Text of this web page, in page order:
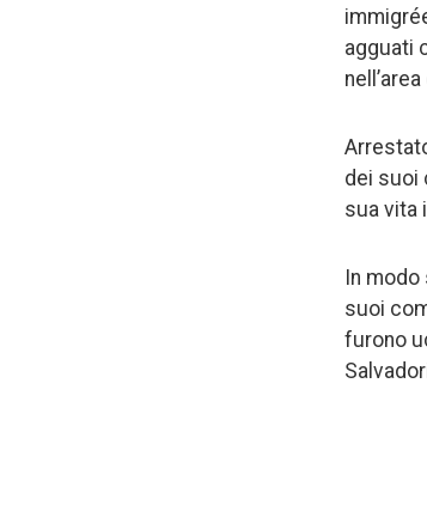
agguati
dei suoi
sua vita
In modo
suoi
furono